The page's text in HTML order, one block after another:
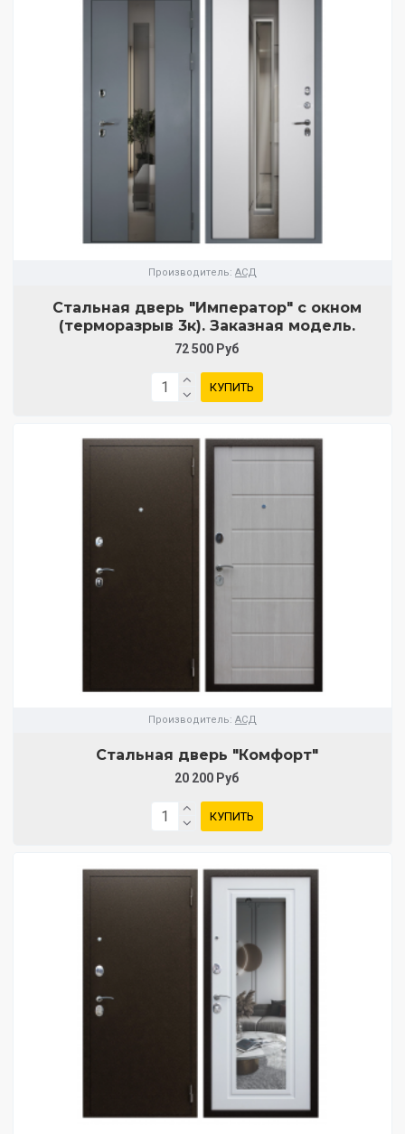
Производитель: АСД
Стальная дверь "Император" с окном
(терморазрыв 3к). Заказная модель.
72 500 Руб
КУПИТЬ
Производитель: АСД
Стальная дверь "Комфорт"
20 200 Руб
КУПИТЬ